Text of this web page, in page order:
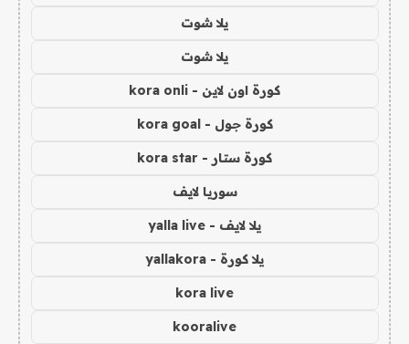
يلا شوت
يلا شوت
كورة اون لاين - kora onli
كورة جول - kora goal
كورة ستار - kora star
سوريا لايف
يلا لايف - yalla live
يلا كورة - yallakora
kora live
kooralive